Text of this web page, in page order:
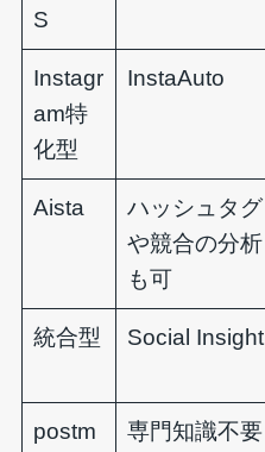
S
Instagr
am特
化型
InstaAuto
Aista
ハッシュタグ
や競合の分析
も可
統合型 Social Insight
postm
専門知識不要